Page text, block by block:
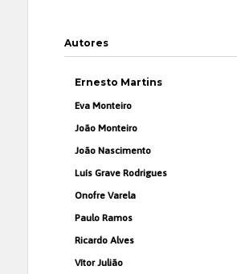
Autores
Ernesto Martins
Eva Monteiro
João Monteiro
João Nascimento
Luís Grave Rodrigues
Onofre Varela
Paulo Ramos
Ricardo Alves
Vítor Julião